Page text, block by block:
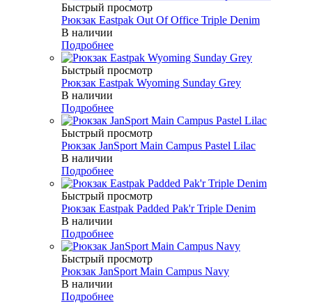
Быстрый просмотр
Рюкзак Eastpak Out Of Office Triple Denim
В наличии
Подробнее
Быстрый просмотр
Рюкзак Eastpak Wyoming Sunday Grey
В наличии
Подробнее
Быстрый просмотр
Рюкзак JanSport Main Campus Pastel Lilac
В наличии
Подробнее
Быстрый просмотр
Рюкзак Eastpak Padded Pak'r Triple Denim
В наличии
Подробнее
Быстрый просмотр
Рюкзак JanSport Main Campus Navy
В наличии
Подробнее